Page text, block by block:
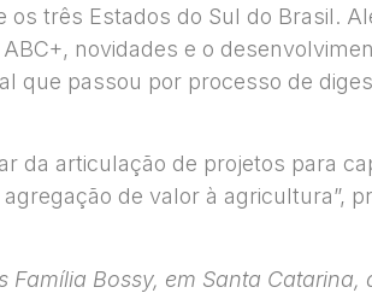
os três Estados do Sul do Brasil.
novidades e o
que passou por processo de
da articulação de projetos para
de valor à agricultura”,
Família Bossy, em Santa